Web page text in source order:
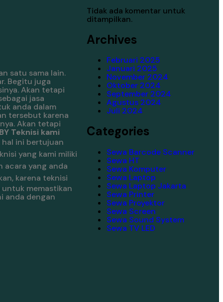
satu sama lain.
Begitu juga
Akan tetapi
jasa
anda dalam
tersebut karena
Akan tetapi
Teknisi kami
hal ini bertujuan
yang kami miliki
acara yang anda
karena teknisi
untuk memastikan
anda dengan
Tidak ada komentar untuk
ditampilkan.
Archives
Februari 2025
Januari 2025
November 2024
Oktober 2024
September 2024
Agustus 2024
Juli 2024
Categories
Sewa Barcode Scanner
Sewa HT
Sewa Komputer
Sewa Laptop
Sewa Laptop Jakarta
Sewa Printer
Sewa Proyektor
Sewa Screen
Sewa Sound System
Sewa TV LED